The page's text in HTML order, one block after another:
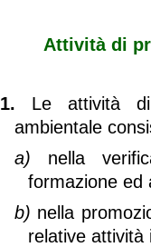
Attività di
1. Le attività di
ambientale
a) nella
formazione ed
b) nella
relative attività